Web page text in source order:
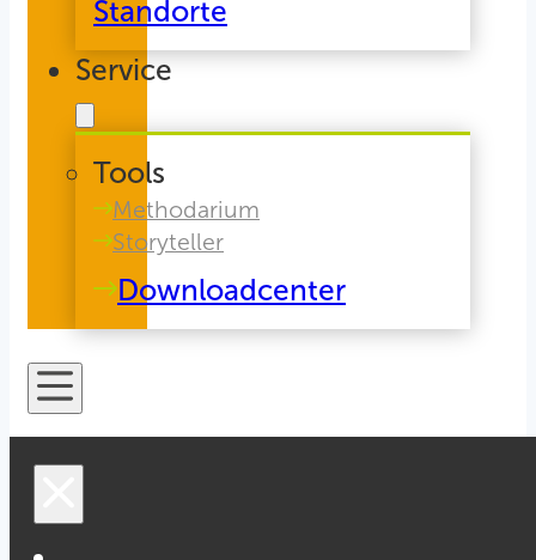
Standorte
Service
Tools
Methodarium
Storyteller
Downloadcenter